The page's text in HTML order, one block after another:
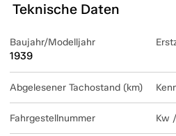
Teknische Daten
Baujahr/Modelljahr
1939
Abgelesener Tachostand (km)
Fahrgestellnummer Kw